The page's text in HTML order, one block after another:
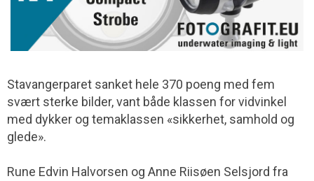
Stavangerparet sanket hele 370 poeng med fem
svært sterke bilder, vant både klassen for vidvinkel
med dykker og temaklassen «sikkerhet, samhold og
glede».
Rune Edvin Halvorsen og Anne Riisøen Selsjord fra